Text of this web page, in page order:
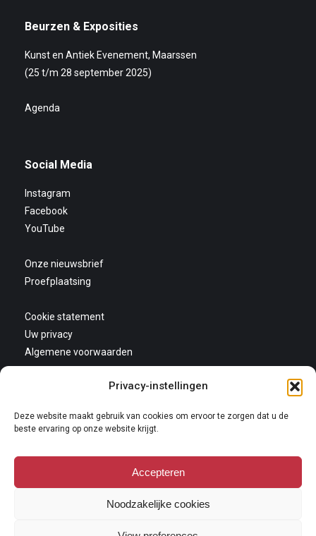
Privacy-instellingen
Deze website maakt gebruik van cookies om ervoor te zorgen dat u de
beste ervaring op onze website krijgt.
Accepteren
Noodzakelijke cookies
Beurzen & Exposities
Kunst en Antiek Evenement, Maarssen
(25 t/m 28 september 2025)
Agenda
Social Media
Instagram
Facebook
YouTube
Onze nieuwsbrief
Proefplaatsing
Cookie statement
Uw privacy
Algemene voorwaarden
Copyright 2026
vermeningvuldigd worden zonder nadrukkelijke toestemming van Galerie